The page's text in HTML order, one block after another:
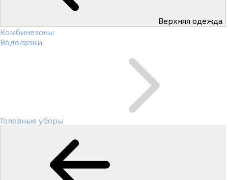
Верхняя одежда
Комбинезоны
Водолазки
Головные уборы